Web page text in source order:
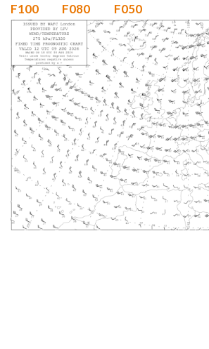
F100
F080 F050
Besvarade
Obesvarade
Arkiverade
Länkar
HJÄLP
Om AROWeb
Kontakta oss
Användarmanual